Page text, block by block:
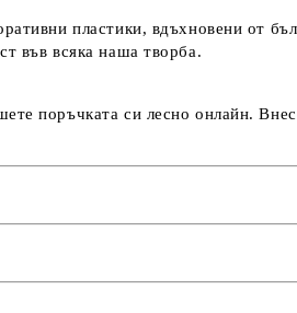
пластики, вдъхновени от
във всяка наша творба.
поръчката си лесно онлайн.